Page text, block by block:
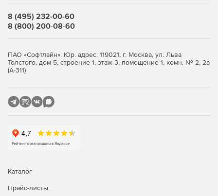
расчета сводятся в отчетную таблицу.
Отечественная система информационного
моделирования охранно-пожарной сигнализации
(OpenBIM): разработку целостного цифрового образа
создаваемой системы при помощи наиболее
возможности сохранения данных в файлы открытого
стандарта обмена информацией (IFC), цифровые модели
систем обеспечения безопасности, созданные в данной
Revit, Allplan и других).
8 (495) 232-00-60
8 (800) 200-08-60
ПАО «Софтлайн». Юр. адрес: 119021, г. Москва, ул. Льва
Толстого, дом 5, строение 1, этаж 3, помещение 1, комн. № 2, 2а
(А-311)
Каталог
Прайс-листы